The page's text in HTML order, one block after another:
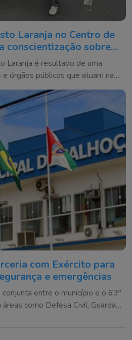
Laranja no Centro de
conscientização sobre
Laranja é resultado de uma
órgãos públicos que atuam na
com deficiência
com Exército para
e emergências
entre o município e o 63º
como Defesa Civil, Guarda